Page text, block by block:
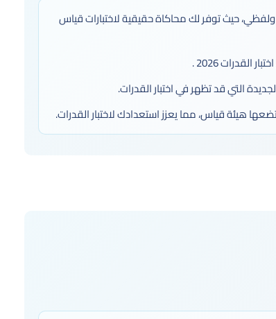
حيث توفر لك محاكاة حقيقية لاختبارات قياس
2026 .
التي قد تظهر في اختبار القدرات.
هيئة قياس، مما يعزز استعدادك لاختبار القدرات.